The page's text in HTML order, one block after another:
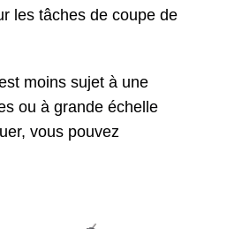
les tâches de coupe de
moins sujet à une
ou à grande échelle
vous pouvez